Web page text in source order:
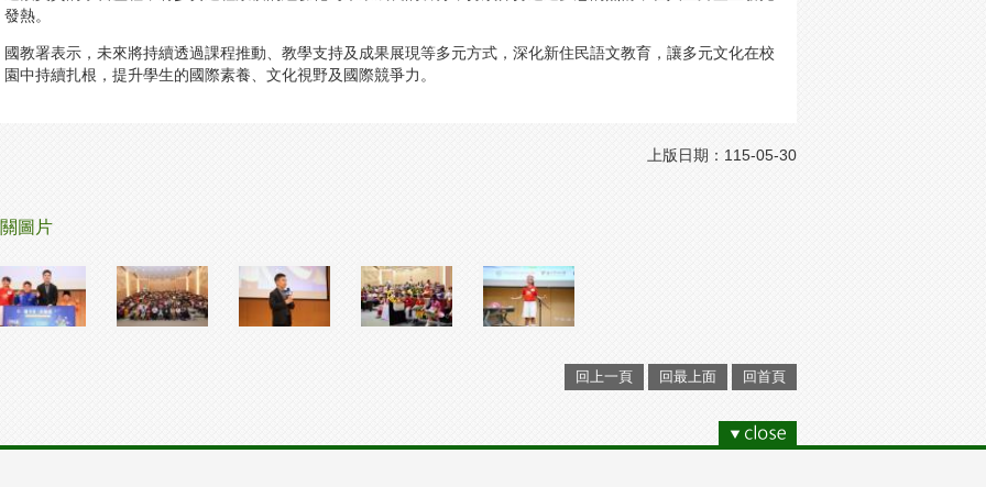
發熱。
國教署表示，未來將持續透過課程推動、教學支持及成果展現等多元方式，深化新住民語文教育，讓多元文化在校
園中持續扎根，提升學生的國際素養、文化視野及國際競爭力。
上版日期：115-05-30
圖片
回上一頁 回最上面 回首頁